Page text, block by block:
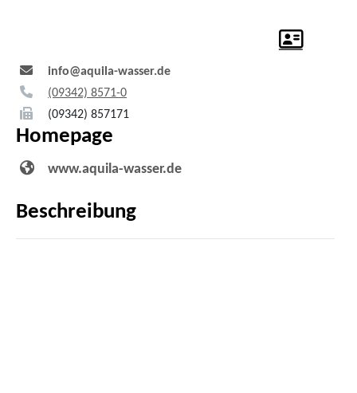
info@aquila-wasser.de
(09342) 8571-0
(09342) 857171
Homepage
www.aquila-wasser.de
Beschreibung